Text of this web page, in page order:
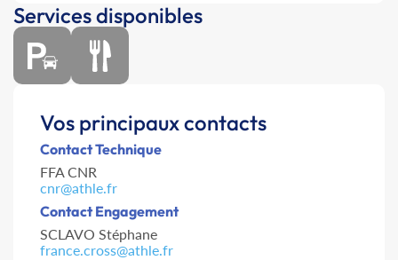
Services disponibles
Vos principaux contacts
Contact Technique
FFA CNR
cnr@athle.fr
Contact Engagement
SCLAVO Stéphane
france.cross@athle.fr